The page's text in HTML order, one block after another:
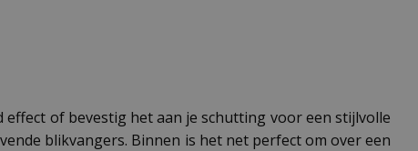
of bevestig het aan je schutting voor een stijlvolle
blikvangers. Binnen is het net perfect om over een